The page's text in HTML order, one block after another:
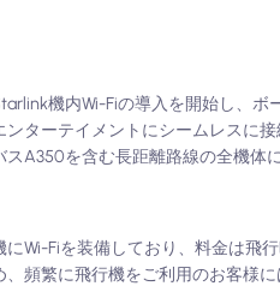
機内Wi-Fiの導入を開始し、
ンターテイメントにシームレスに
A350を含む長距離路線の全機体
にWi-Fiを装備しており、料金は飛
頻繁に飛行機をご利用のお客様に